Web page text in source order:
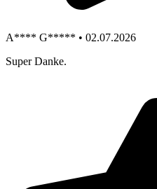
A**** G***** • 02.07.2026
Super Danke.